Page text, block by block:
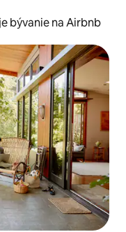
bývanie na Airbnb